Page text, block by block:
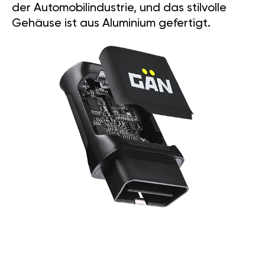
der Automobilindustrie, und das stilvolle
Gehäuse ist aus Aluminium gefertigt.